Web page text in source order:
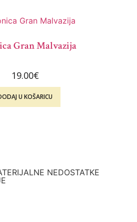
Gran Malvazija
19.00€
U KOŠARICU
NEDOSTATKE